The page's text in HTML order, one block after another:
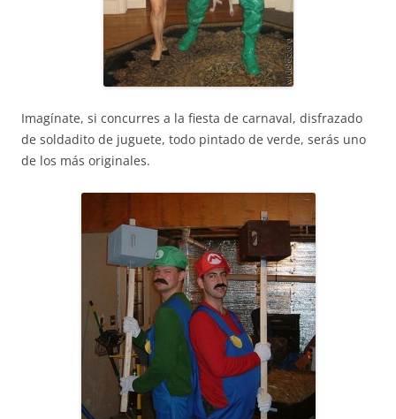
Imagínate, si concurres a la fiesta de carnaval, disfrazado
de soldadito de juguete, todo pintado de verde, serás uno
de los más originales.